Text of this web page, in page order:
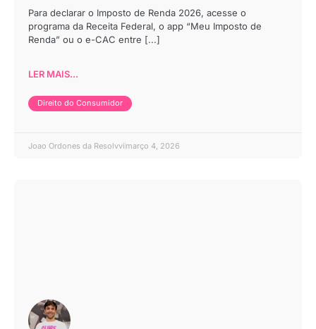
Para declarar o Imposto de Renda 2026, acesse o
programa da Receita Federal, o app “Meu Imposto de
Renda” ou o e-CAC entre [...]
LER MAIS...
Direito do Consumidor
Joao Ordones da Resolvvi março 4, 2026